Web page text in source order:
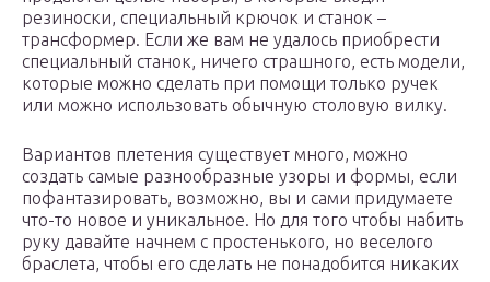
резиноски, специальный крючок и станок –
трансформер. Если же вам не удалось приобрести
специальный станок, ничего страшного, есть модели,
которые можно сделать при помощи только ручек
или можно использовать обычную столовую вилку.
Вариантов плетения существует много, можно
создать самые разнообразные узоры и формы, если
пофантазировать, возможно, вы и сами придумаете
что-то новое и уникальное. Но для того чтобы набить
руку давайте начнем с простенького, но веселого
браслета, чтобы его сделать не понадобится никаких